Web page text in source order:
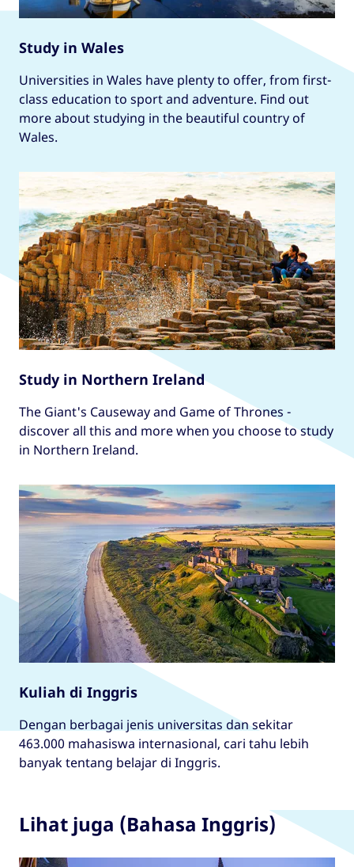
Study in Wales
Universities in Wales have plenty to offer, from first-
class education to sport and adventure. Find out
more about studying in the beautiful country of
Wales.
Study in Northern Ireland
The Giant's Causeway and Game of Thrones -
discover all this and more when you choose to study
in Northern Ireland.
Kuliah di Inggris
Dengan berbagai jenis universitas dan sekitar
463.000 mahasiswa internasional, cari tahu lebih
banyak tentang belajar di Inggris.
Lihat juga (Bahasa Inggris)